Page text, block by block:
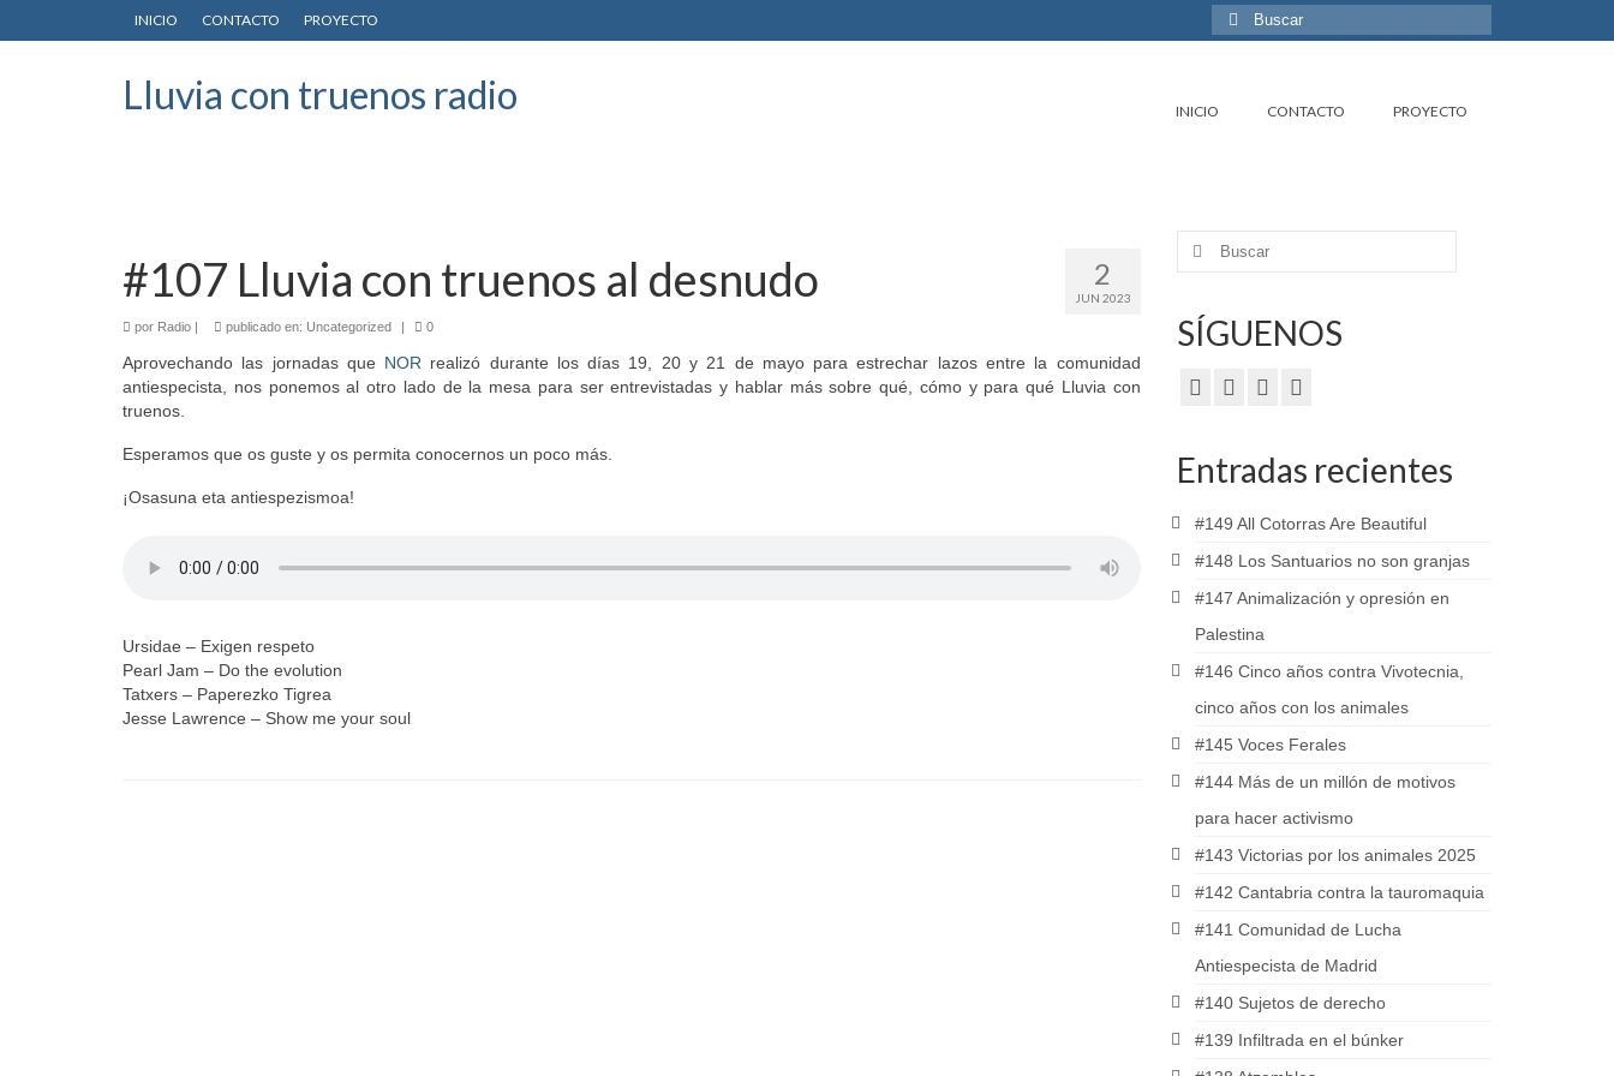
INICIO CONTACTO PROYECTO
Buscar
por:
Lluvia con truenos radio INICIO CONTACTO PROYECTO
2
JUN 2023
#107 Lluvia con truenos al desnudo
por Radio | publicado en: Uncategorized | 0
Aprovechando las jornadas que NOR realizó durante los días 19, 20 y 21 de mayo para estrechar lazos entre la comunidad
antiespecista, nos ponemos al otro lado de la mesa para ser entrevistadas y hablar más sobre qué, cómo y para qué Lluvia con
truenos.
Esperamos que os guste y os permita conocernos un poco más.
¡Osasuna eta antiespezismoa!
Ursidae – Exigen respeto
Pearl Jam – Do the evolution
Tatxers – Paperezko Tigrea
Jesse Lawrence – Show me your soul
Buscar
SÍGUENOS
Entradas recientes
#149 All Cotorras Are Beautiful
#148 Los Santuarios no son granjas
#147 Animalización y opresión en
Palestina
#146 Cinco años contra Vivotecnia,
cinco años con los animales
#145 Voces Ferales
#144 Más de un millón de motivos
para hacer activismo
#143 Victorias por los animales 2025
#142 Cantabria contra la tauromaquia
#141 Comunidad de Lucha
Antiespecista de Madrid
#140 Sujetos de derecho
#139 Infiltrada en el búnker